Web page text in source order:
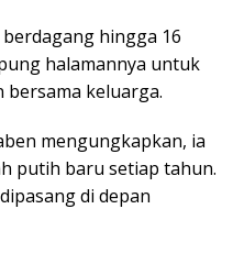
hingga 16
halamannya untuk
bersama keluarga.
mengungkapkan, ia
putih baru setiap tahun.
di depan